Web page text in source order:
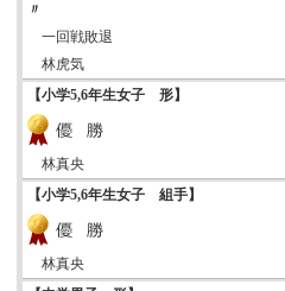
〃
一回戦敗退
林虎気
【小学5,6年生女子 形】
林真央
【小学5,6年生女子 組手】
林真央